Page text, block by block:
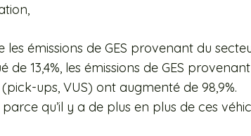
les émissions de GES provenant du
13,4%, les émissions de GES
ups, VUS) ont augmenté de 98,9%.
qu’il y a de plus en plus de ces